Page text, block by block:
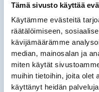
Tämä sivusto käyttää
Käytämme evästeitä
räätälöimiseen,
kävijämäärämme
median, mainosalan ja
miten käytät
muihin tietoihin, joita olet
käyttänyt heidän
sovelletaan kolmannen
ole määräysvaltaa tällaisiin
Palvelun ylläpitäjä ole
tai niiden käytöstä.
Suostumuksen peruuttaminen